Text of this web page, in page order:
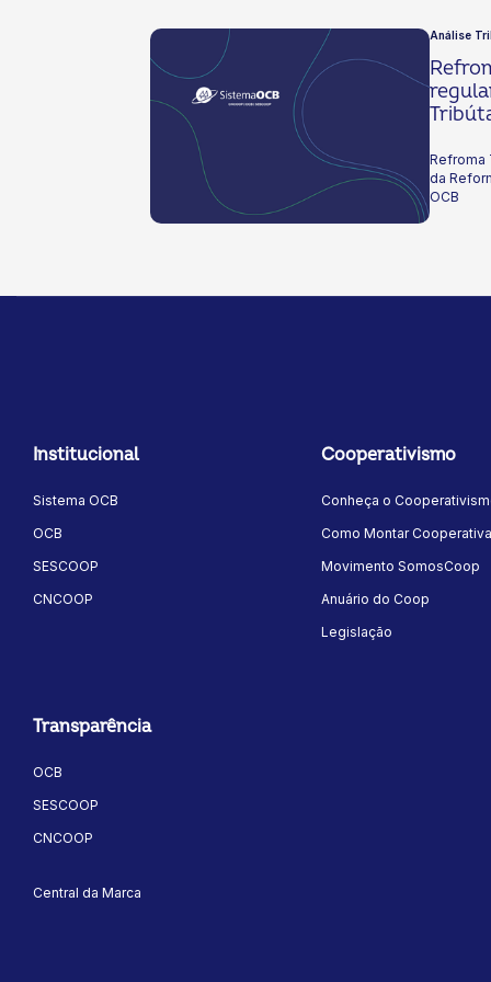
Análise
Refroma
da
OCB
Institucional
Sistema OCB
OCB
SESCOOP
CNCOOP
Cooperativismo
Conheça o
Como Montar Cooperativa
Movimento SomosCoop
Anuário do Coop
Legislação
Transparência
OCB
SESCOOP
CNCOOP
Central da Marca